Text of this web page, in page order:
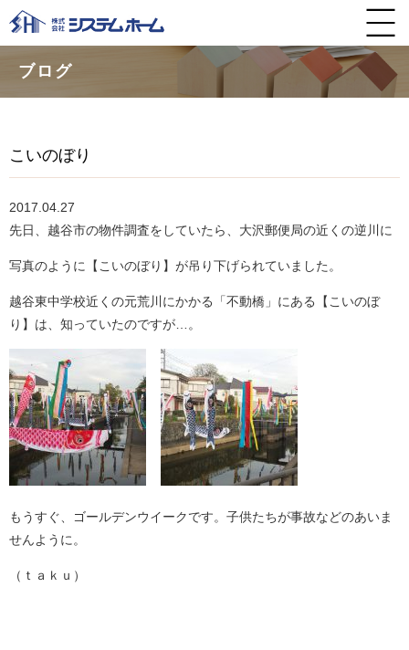
ブログ
こいのぼり
2017.04.27
先日、越谷市の物件調査をしていたら、大沢郵便局の近くの逆川に
写真のように【こいのぼり】が吊り下げられていました。
越谷東中学校近くの元荒川にかかる「不動橋」にある【こいのぼ
り】は、知っていたのですが…。
もうすぐ、ゴールデンウイークです。子供たちが事故などのあいま
せんように。
（ｔａｋｕ）